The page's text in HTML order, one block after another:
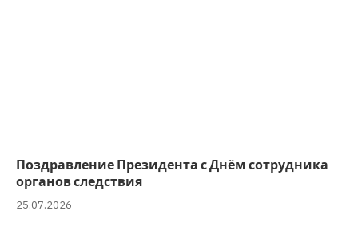
Поздравление Президента с Днём сотрудника
органов следствия
25.07.2026